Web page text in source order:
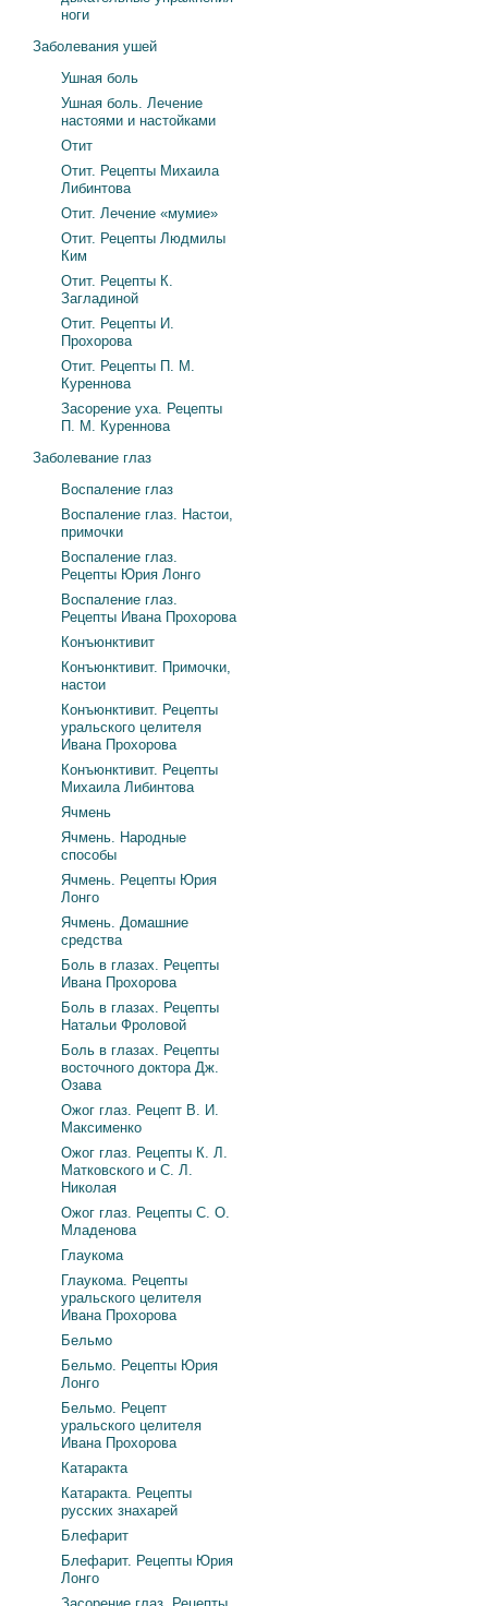
ноги
Заболевания ушей
Ушная боль
Ушная боль. Лечение
настоями и настойками
Отит
Отит. Рецепты Михаила
Либинтова
Отит. Лечение «мумие»
Отит. Рецепты Людмилы
Ким
Отит. Рецепты К.
Загладиной
Отит. Рецепты И.
Прохорова
Отит. Рецепты П. М.
Куреннова
Засорение уха. Рецепты
П. М. Куреннова
Заболевание глаз
Воспаление глаз
Воспаление глаз. Настои,
примочки
Воспаление глаз.
Рецепты Юрия Лонго
Воспаление глаз.
Рецепты Ивана Прохорова
Конъюнктивит
Конъюнктивит. Примочки,
настои
Конъюнктивит. Рецепты
уральского целителя
Ивана Прохорова
Конъюнктивит. Рецепты
Михаила Либинтова
Ячмень
Ячмень. Народные
способы
Ячмень. Рецепты Юрия
Лонго
Ячмень. Домашние
средства
Боль в глазах. Рецепты
Ивана Прохорова
Боль в глазах. Рецепты
Натальи Фроловой
Боль в глазах. Рецепты
восточного доктора Дж.
Озава
Ожог глаз. Рецепт В. И.
Максименко
Ожог глаз. Рецепты К. Л.
Матковского и С. Л.
Николая
Ожог глаз. Рецепты С. О.
Младенова
Глаукома
Глаукома. Рецепты
уральского целителя
Ивана Прохорова
Бельмо
Бельмо. Рецепты Юрия
Лонго
Бельмо. Рецепт
уральского целителя
Ивана Прохорова
Катаракта
Катаракта. Рецепты
русских знахарей
Блефарит
Блефарит. Рецепты Юрия
Лонго